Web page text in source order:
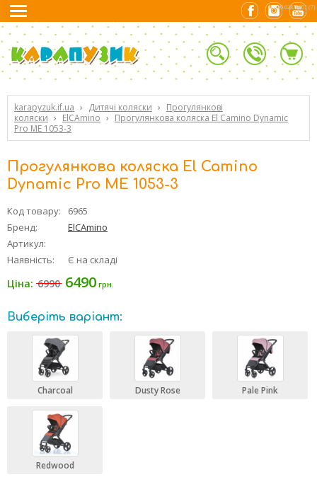
karapyzuk.if.ua › Дитячі коляски › Прогулянкові
коляски › ElCAmino › Прогулянкова коляска El Camino Dynamic
Pro ME 1053-3
Прогулянкова коляска El Camino
Dynamic Pro ME 1053-3
Код товару:
6965
Бренд:
ElCAmino
Артикул:
Наявність:
Є на складі
Ціна: 6990 6490 грн.
Виберіть варіант:
Charcoal Dusty Rose Pale Pink
Redwood
0.02830601 (7)